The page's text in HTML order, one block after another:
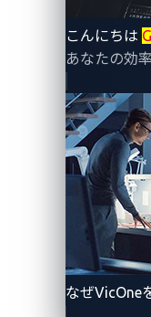
こんにちは
あなたの効
なぜVicOne
けるセキュリティ
マイクロ株式会社（
パニーである
ェアのグローバルベ
xCarbon」が
表しました。これに
率化し、開発期間の
ーカーおよびサプラ
合性認証により、